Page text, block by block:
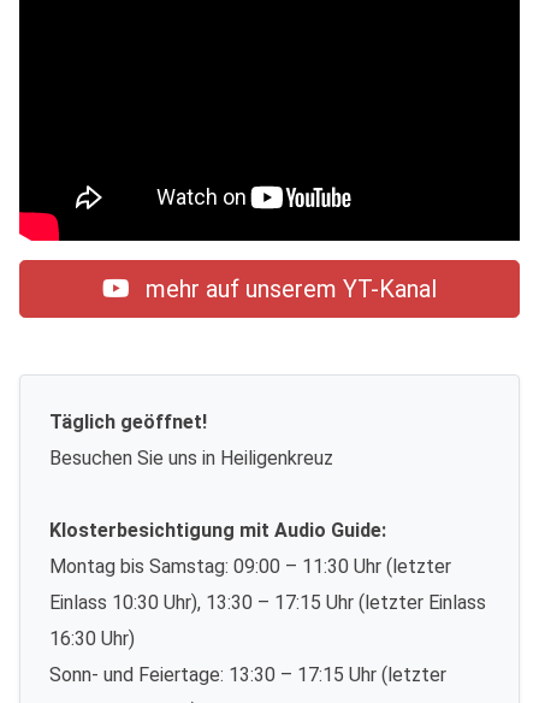
mehr auf unserem YT-Kanal
Täglich geöffnet!
Besuchen Sie uns in Heiligenkreuz
Klosterbesichtigung mit Audio Guide:
Montag bis Samstag: 09:00 – 11:30 Uhr (letzter
Einlass 10:30 Uhr), 13:30 – 17:15 Uhr (letzter Einlass
16:30 Uhr)
Sonn- und Feiertage: 13:30 – 17:15 Uhr (letzter